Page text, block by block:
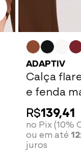
ADAPTIV
Calça
e fenda
R$139,41
no Pix (10%
ou em até
juros